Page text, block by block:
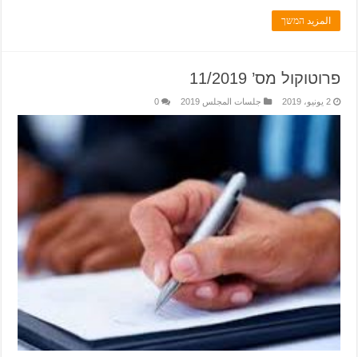
المزيد המשך
פרוטוקול מס’ 11/2019
2 يونيو، 2019 جلسات المجلس 2019 0